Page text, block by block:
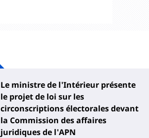
Le ministre de l'Intérieur présente
le projet de loi sur les
circonscriptions électorales devant
la Commission des affaires
juridiques de l'APN